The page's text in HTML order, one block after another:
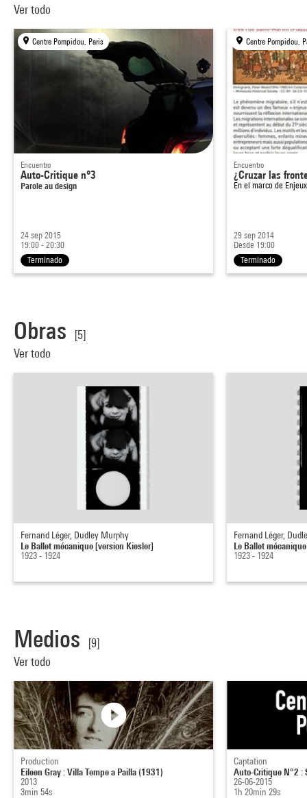
Ver todo
Centre Pompidou, Paris
Encuentro
Auto-Critique n°3
Parole au design
24 sep 2015
19:00 - 20:30
Terminado
Centre Pompidou,
Encuentro
¿Cruzar las
En el marco de
29 sep 2014
Desde 19:00
Terminado
Obras
[5]
Ver todo
Fernand Léger, Dudley Murphy
Le Ballet mécanique [version Kiesler]
1923 - 1924
Fernand Léger,
Le Ballet
1923 - 1924
Medios
[9]
Ver todo
Production
Eileen Gray : Villa Tempe a Pailla (1931)
2013
3min 54s
Captation
Auto-Critique N°2 :
26-06-2015
1h 20min 29s